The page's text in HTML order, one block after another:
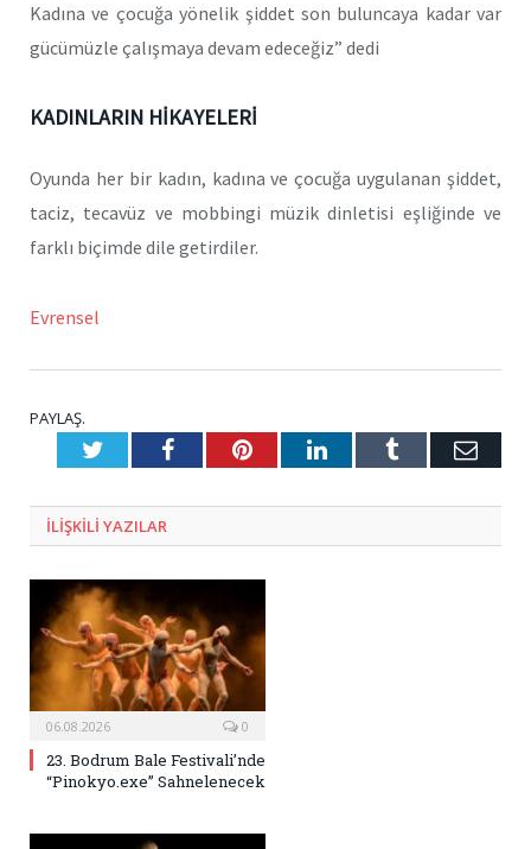
Kadına ve çocuğa yönelik şiddet son buluncaya kadar var
gücümüzle çalışmaya devam edeceğiz” dedi
KADINLARIN HİKAYELERİ
Oyunda her bir kadın, kadına ve çocuğa uygulanan şiddet,
taciz, tecavüz ve mobbingi müzik dinletisi eşliğinde ve
farklı biçimde dile getirdiler.
Evrensel
PAYLAŞ.
TwitterFacebookPinterestLinkedInTumblr E-
ILIŞKILI YAZILAR
06.08.2026 0
23. Bodrum Bale Festivali’nde
“Pinokyo.exe” Sahnelenecek